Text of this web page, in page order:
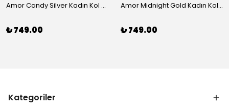
Amor Candy Silver Kadın Kol Saati
₺ 749.00
Amor Midnight Gold Kadın Kol Saati
₺ 749.00
Kategoriler